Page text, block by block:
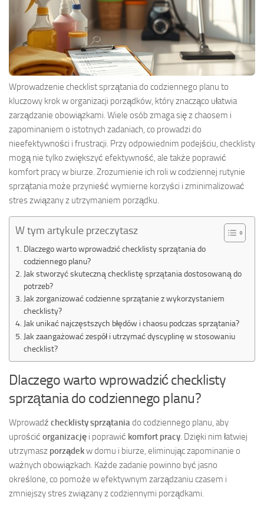
Wprowadzenie checklist sprzątania do codziennego planu to
kluczowy krok w organizacji porządków, który znacząco ułatwia
zarządzanie obowiązkami. Wiele osób zmaga się z chaosem i
zapominaniem o istotnych zadaniach, co prowadzi do
nieefektywności i frustracji. Przy odpowiednim podejściu, checklisty
mogą nie tylko zwiększyć efektywność, ale także poprawić
komfort pracy w biurze. Zrozumienie ich roli w codziennej rutynie
sprzątania może przynieść wymierne korzyści i zminimalizować
stres związany z utrzymaniem porządku.
W tym artykule przeczytasz
Dlaczego warto wprowadzić checklisty sprzątania do
codziennego planu?
Jak stworzyć skuteczną checklistę sprzątania dostosowaną do
potrzeb?
Jak zorganizować codzienne sprzątanie z wykorzystaniem
checklisty?
Jak unikać najczęstszych błędów i chaosu podczas sprzątania?
Jak zaangażować zespół i utrzymać dyscyplinę w stosowaniu
checklist?
Dlaczego warto wprowadzić checklisty
sprzątania do codziennego planu?
Wprowadź checklisty sprzątania do codziennego planu, aby
uprościć organizację i poprawić komfort pracy . Dzięki nim łatwiej
utrzymasz porządekw domu i biurze, eliminując zapominanie o
ważnych obowiązkach. Każde zadanie powinno być jasno
określone, co pomoże w efektywnym zarządzaniu czasem i
zmniejszy stres związany z codziennymi porządkami.